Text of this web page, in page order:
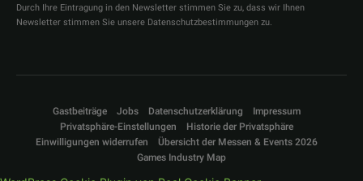
Durch Ihre Eintragung in den Newsletter stimmen Sie zu, dass wir Ihnen
Newsletter stimmen Sie unsere Datenschutzbestimmungen zu.
Gastbeiträge Jobs Datenschutzerklärung
Impressum
Privatsphäre-Einstellungen
Historie der Privatsphäre
Einwilligungen widerrufen
Übersicht der Messen & Events 2026
Games Industry Map